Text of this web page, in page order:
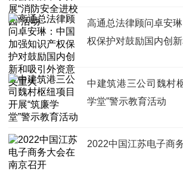
高通总法律顾问卓安
权保护对鼓励国内创
中建筑港三公司魏村
学堂”警示教育活动
2022中国江苏电子商